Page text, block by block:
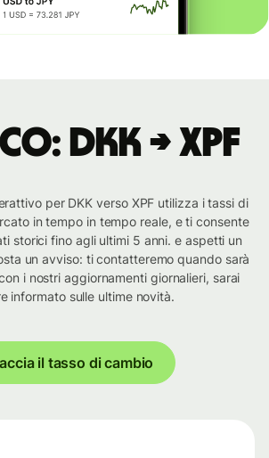
DKK → XPF
per DKK verso XPF utilizza i tassi di
in tempo in tempo reale, e ti consente
storici fino agli ultimi 5 anni. e aspetti un
un avviso: ti contatteremo quando sarà
i nostri aggiornamenti giornalieri, sarai
informato sulle ultime novità.
il tasso di cambio